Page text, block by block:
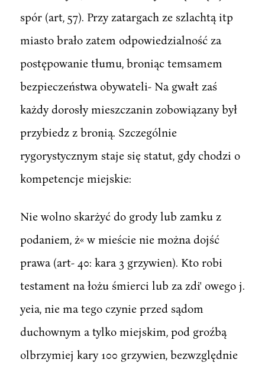
spór (art, 57). Przy zatargach ze szlachtą itp
miasto brało zatem odpowiedzialność za
postępowanie tłumu, broniąc temsamem
bezpieczeństwa obywateli- Na gwałt zaś
każdy dorosły mieszczanin zobowiązany był
przybiedz z bronią. Szczególnie
rygorystycznym staje się statut, gdy chodzi o
kompetencje miejskie:
Nie wolno skarżyć do grody lub zamku z
podaniem, ż« w mieście nie można dojść
prawa (art- 40: kara 3 grzywien). Kto robi
testament na łożu śmierci lub za zdi' owego j.
yeia, nie ma tego czynie przed sądom
duchownym a tylko miejskim, pod groźbą
olbrzymiej kary 100 grzywien, bezwzględnie